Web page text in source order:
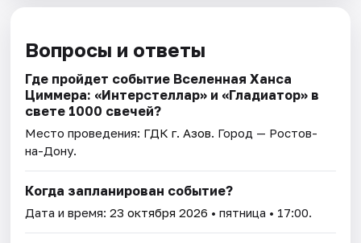
Вопросы и ответы
Где пройдет событие Вселенная Ханса
Циммера: «Интерстеллар» и «Гладиатор» в
свете 1000 свечей?
Место проведения: ГДК г. Азов. Город — Ростов-
на-Дону.
Когда запланирован событие?
Дата и время:23 октября 2026 • пятница • 17:00.